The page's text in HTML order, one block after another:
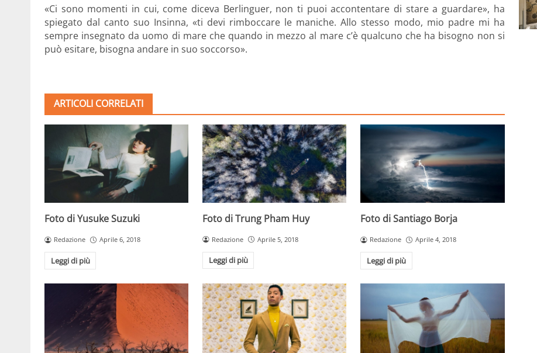
«Ci sono momenti in cui, come diceva Berlinguer, non ti puoi accontentare di stare a guardare», ha
spiegato dal canto suo Insinna,«ti devi rimboccare le maniche. Allo stesso modo, mio padre mi ha
sempre insegnato da uomo di mare che quando in mezzo al mare c’è qualcuno che ha bisogno non si
può esitare, bisogna andare in suo soccorso».
ARTICOLI CORRELATI
Foto di Yusuke Suzuki
Redazione Aprile 6, 2018
Leggi di più
Foto di Trung Pham Huy
Redazione Aprile 5, 2018
Leggi di più
Foto di Santiago Borja
Redazione Aprile 4, 2018
Leggi di più